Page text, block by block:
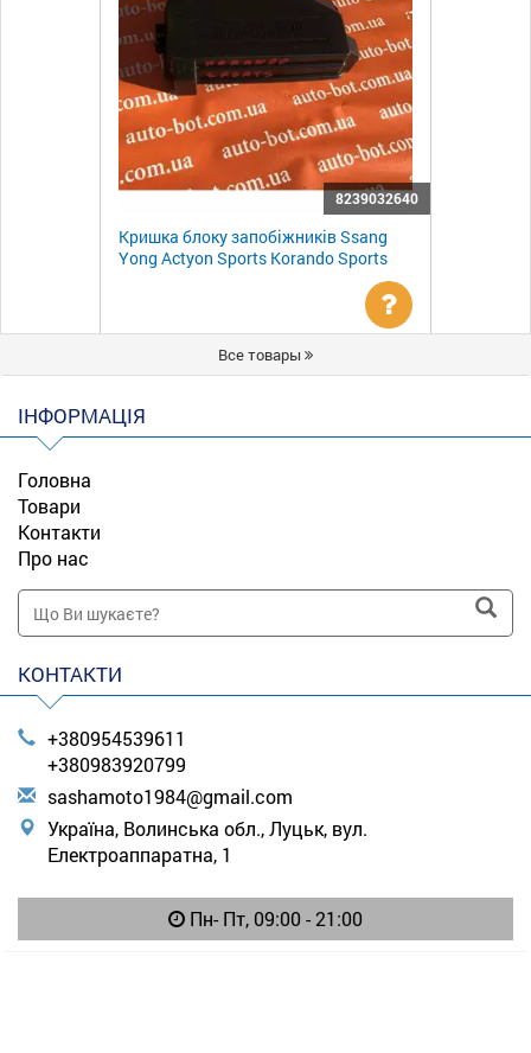
8239032640
Кришка блоку запобіжників Ssang
Yong Actyon Sports Korando Sports
Уточнити
ціну
Все товары
ІНФОРМАЦІЯ
Головна
Товари
Контакти
Про нас
КОНТАКТИ
+380954539611
+380983920799
sashamoto1984@gmail.com
Україна, Волинська обл., Луцьк, вул.
Електроаппаратна, 1
Пн- Пт, 09:00 - 21:00